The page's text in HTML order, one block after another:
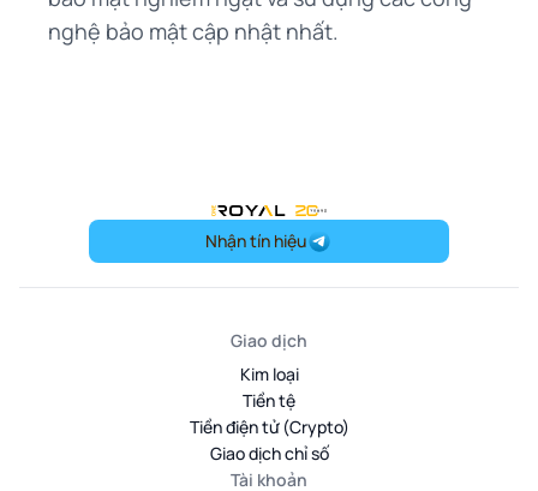
nghệ bảo mật cập nhật nhất.
OneRoyal Home
Nhận tín hiệu
Giao dịch
Kim loại
Tiền tệ
Tiền điện tử (Crypto)
Giao dịch chỉ số
Tài khoản